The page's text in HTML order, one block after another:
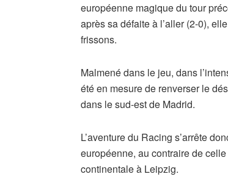
européenne magique du tour
après sa défaite à l’aller (2-0),
frissons.
Malmené dans le jeu, dans
été en mesure de renverser le
dans le sud-est de Madrid.
L’aventure du Racing s’arrête
européenne, au contraire de
continentale à Leipzig.